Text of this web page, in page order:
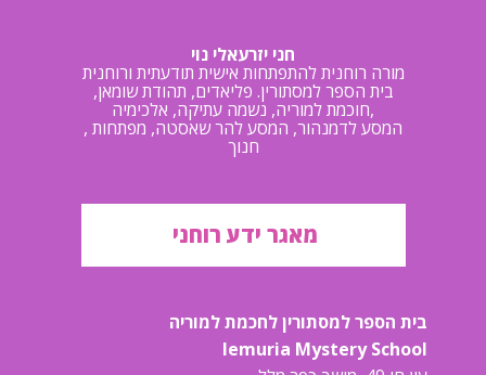
חני יזרעאלי נוי
מורה רוחנית להתפתחות אישית תודעתית ורוחנית
בית הספר למסתורין. פליאדים, תהודת שומאן,
חוכמת למוריה, נשמה עתיקה, אלכימיה,
, המסע לדמנהור, המסע להר שאסטה, מפתחות
חנוך
מאגר ידע רוחני
בית הספר למסתורין לחכמת למוריה
lemuria Mystery School